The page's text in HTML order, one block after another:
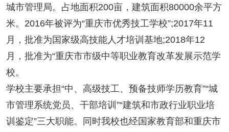
城市管理局。占地面积200亩，建筑面积80000余平方
米。2016年被评为“重庆市优秀技工学校”;2017年11
月，批准为国家级高技能人才培训基地;2018年12
月，批准为“重庆市市级中等职业教育改革发展示范学
校。
学校主要承担“中、高级技工、预备技师学历教育”“城
市管理系统党员、干部培训”“建筑和市政行业职业培
训鉴定”三大职能。同时我校也经国家教育部和重庆市